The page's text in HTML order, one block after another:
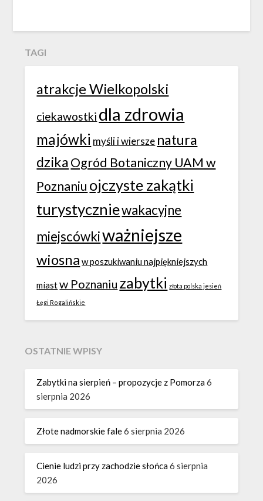
TAGI
atrakcje Wielkopolski
ciekawostki dla zdrowia
majówki myśli i wiersze natura
dzikaOgród Botaniczny UAM w
Poznaniu ojczyste zakątki
turystyczniewakacyjne
miejscówkiważniejsze
wiosna w poszukiwaniu najpiękniejszych
miastw Poznaniu zabytki złota polska jesień
Łęgi Rogalińskie
OSTATNIE WPISY
Zabytki na sierpień – propozycje z Pomorza6
sierpnia 2026
Złote nadmorskie fale6 sierpnia 2026
Cienie ludzi przy zachodzie słońca6 sierpnia
2026